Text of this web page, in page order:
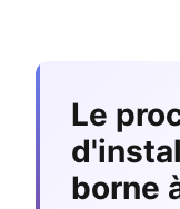
Le
borne